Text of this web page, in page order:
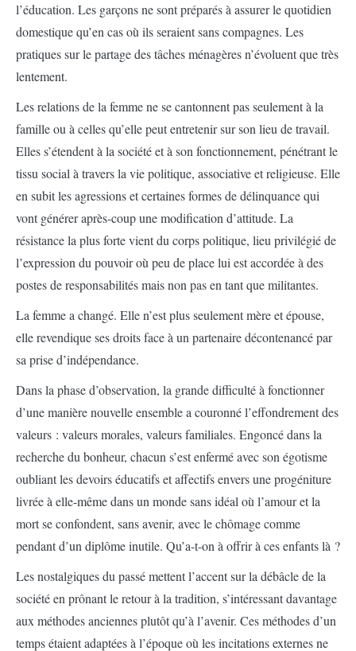
l’éducation. Les garçons ne sont préparés à assurer le quotidien
domestique qu’en cas où ils seraient sans compagnes. Les
pratiques sur le partage des tâches ménagères n’évoluent que très
lentement.
Les relations de la femme ne se cantonnent pas seulement à la
famille ou à celles qu’elle peut entretenir sur son lieu de travail.
Elles s’étendent à la société et à son fonctionnement, pénétrant le
tissu social à travers la vie politique, associative et religieuse. Elle
en subit les agressions et certaines formes de délinquance qui
vont générer après-coup une modification d’attitude. La
résistance la plus forte vient du corps politique, lieu privilégié de
l’expression du pouvoir où peu de place lui est accordée à des
postes de responsabilités mais non pas en tant que militantes.
La femme a changé. Elle n’est plus seulement mère et épouse,
elle revendique ses droits face à un partenaire décontenancé par
sa prise d’indépendance.
Dans la phase d’observation, la grande difficulté à fonctionner
d’une manière nouvelle ensemble a couronné l’effondrement des
valeurs : valeurs morales, valeurs familiales. Engoncé dans la
recherche du bonheur, chacun s’est enfermé avec son égotisme
oubliant les devoirs éducatifs et affectifs envers une progéniture
livrée à elle-même dans un monde sans idéal où l’amour et la
mort se confondent, sans avenir, avec le chômage comme
pendant d’un diplôme inutile. Qu’a-t-on à offrir à ces enfants là ?
Les nostalgiques du passé mettent l’accent sur la débâcle de la
société en prônant le retour à la tradition, s’intéressant davantage
aux méthodes anciennes plutôt qu’à l’avenir. Ces méthodes d’un
temps étaient adaptées à l’époque où les incitations externes ne